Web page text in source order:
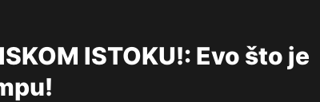
ISTOKU!: Evo što je